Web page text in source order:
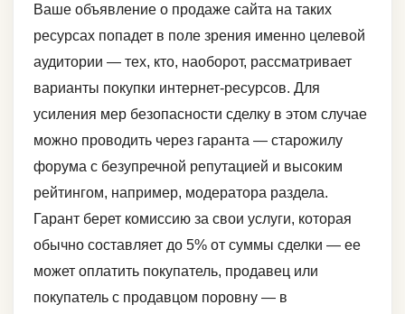
Ваше объявление о продаже сайта на таких
ресурсах попадет в поле зрения именно целевой
аудитории — тех, кто, наоборот, рассматривает
варианты покупки интернет-ресурсов. Для
усиления мер безопасности сделку в этом случае
можно проводить через гаранта — старожилу
форума с безупречной репутацией и высоким
рейтингом, например, модератора раздела.
Гарант берет комиссию за свои услуги, которая
обычно составляет до 5% от суммы сделки — ее
может оплатить покупатель, продавец или
покупатель с продавцом поровну — в